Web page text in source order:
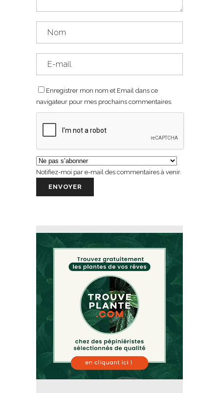
Enregistrer mon nom et Email dans ce
navigateur pour mes prochains commentaires.
Notifiez-moi par e-mail des commentaires à venir.